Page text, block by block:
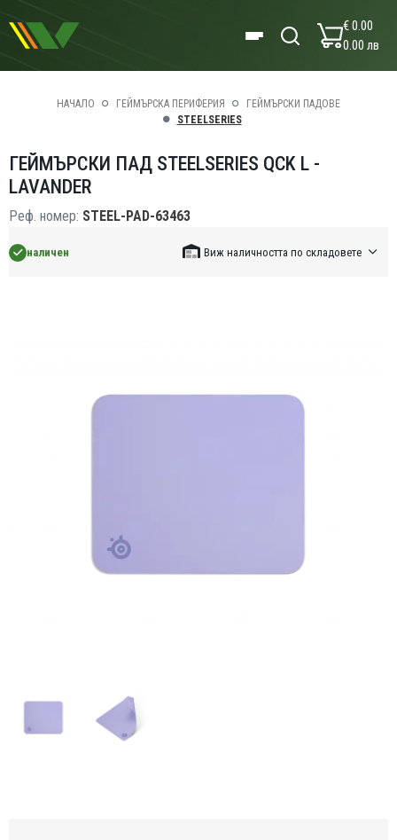
€ 0.00
0.00 лв
НАЧАЛО ГЕЙМЪРСКА ПЕРИФЕРИЯ
ГЕЙМЪРСКИ ПАДОВЕ
STEELSERIES
ГЕЙМЪРСКИ ПАД STEELSERIES QCK L -
LAVANDER
Реф. номер: STEEL-PAD-63463
наличен Виж наличността по складовете